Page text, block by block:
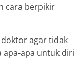
cara berpikir
agar tidak
apa-apa untuk diri